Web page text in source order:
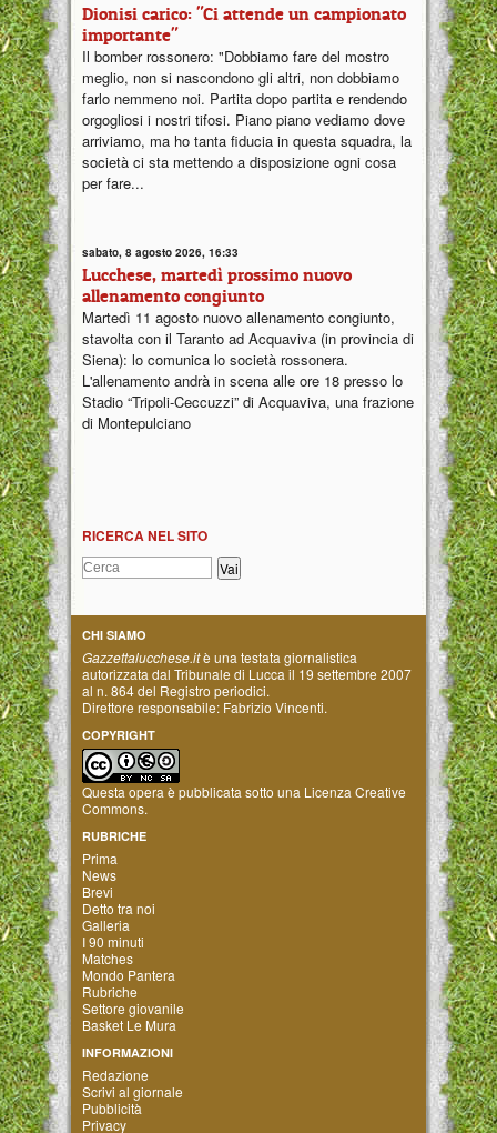
Dionisi carico: "Ci attende un campionato
importante"
Il bomber rossonero: "Dobbiamo fare del mostro
meglio, non si nascondono gli altri, non dobbiamo
farlo nemmeno noi. Partita dopo partita e rendendo
orgogliosi i nostri tifosi. Piano piano vediamo dove
arriviamo, ma ho tanta fiducia in questa squadra, la
società ci sta mettendo a disposizione ogni cosa
per fare...
sabato, 8 agosto 2026, 16:33
Lucchese, martedì prossimo nuovo
allenamento congiunto
Martedì 11 agosto nuovo allenamento congiunto,
stavolta con il Taranto ad Acquaviva (in provincia di
Siena): lo comunica lo società rossonera.
L'allenamento andrà in scena alle ore 18 presso lo
Stadio “Tripoli-Ceccuzzi” di Acquaviva, una frazione
di Montepulciano
RICERCA NEL SITO
CHI SIAMO
Gazzettalucchese.itè una testata giornalistica
autorizzata dal Tribunale di Lucca il 19 settembre 2007
al n. 864 del Registro periodici.
Direttore responsabile: Fabrizio Vincenti.
COPYRIGHT
Questa opera è pubblicata sotto una Licenza Creative
Commons.
RUBRICHE
Prima
News
Brevi
Detto tra noi
Galleria
I 90 minuti
Matches
Mondo Pantera
Rubriche
Settore giovanile
Basket Le Mura
INFORMAZIONI
Redazione
Scrivi al giornale
Pubblicità
Privacy